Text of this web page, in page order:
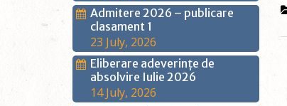
Admitere 2026 – publicare
clasament 1
23 July, 2026
Eliberare adeverințe de
absolvire Iulie 2026
14 July, 2026